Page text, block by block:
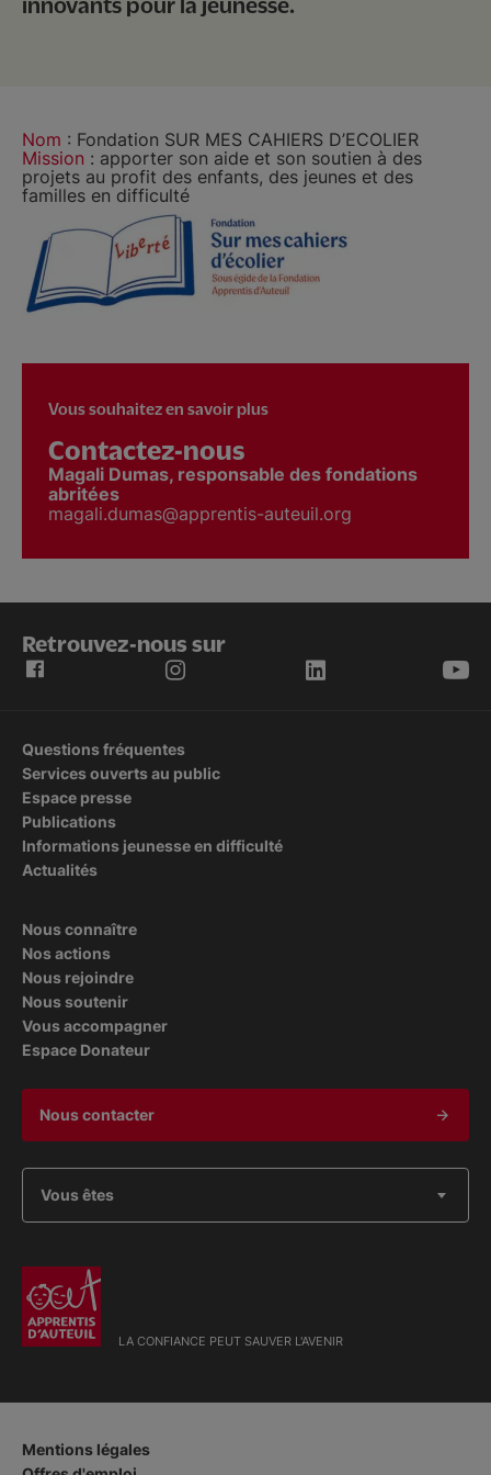
Nom : Fondation SUR MES CAHIERS D’ECOLIER
Mission : apporter son aide et son soutien à des
projets au profit des enfants, des jeunes et des
familles en difficulté
Vous souhaitez en savoir plus
Contactez-nous
Magali Dumas, responsable des fondations
abritées
magali.dumas@apprentis-auteuil.org
Retrouvez-nous sur
Questions fréquentes
Services ouverts au public
Espace presse
Publications
Informations jeunesse en difficulté
Actualités
Nous connaître
Nos actions
Nous rejoindre
Nous soutenir
Vous accompagner
Espace Donateur
Nous contacter
Vous êtes
LA CONFIANCE PEUT SAUVER L'AVENIR
Mentions légales